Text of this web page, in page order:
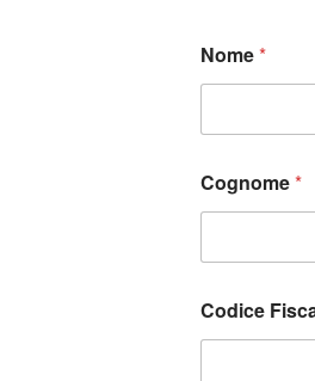
Nome*
Cognome*
Codice